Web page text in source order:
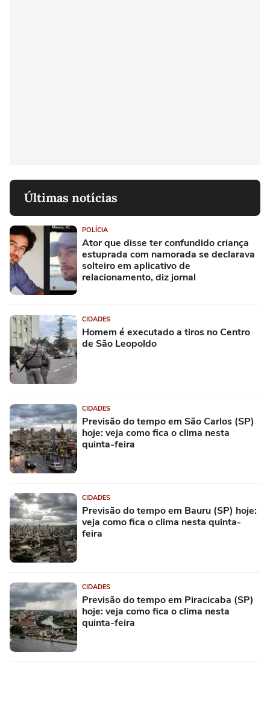
Últimas notícias
POLÍCIA
Ator que disse ter confundido criança
estuprada com namorada se declarava
solteiro em aplicativo de
relacionamento, diz jornal
CIDADES
Homem é executado a tiros no Centro
de São Leopoldo
CIDADES
Previsão do tempo em São Carlos (SP)
hoje: veja como fica o clima nesta
quinta-feira
CIDADES
Previsão do tempo em Bauru (SP) hoje:
veja como fica o clima nesta quinta-
feira
CIDADES
Previsão do tempo em Piracicaba (SP)
hoje: veja como fica o clima nesta
quinta-feira